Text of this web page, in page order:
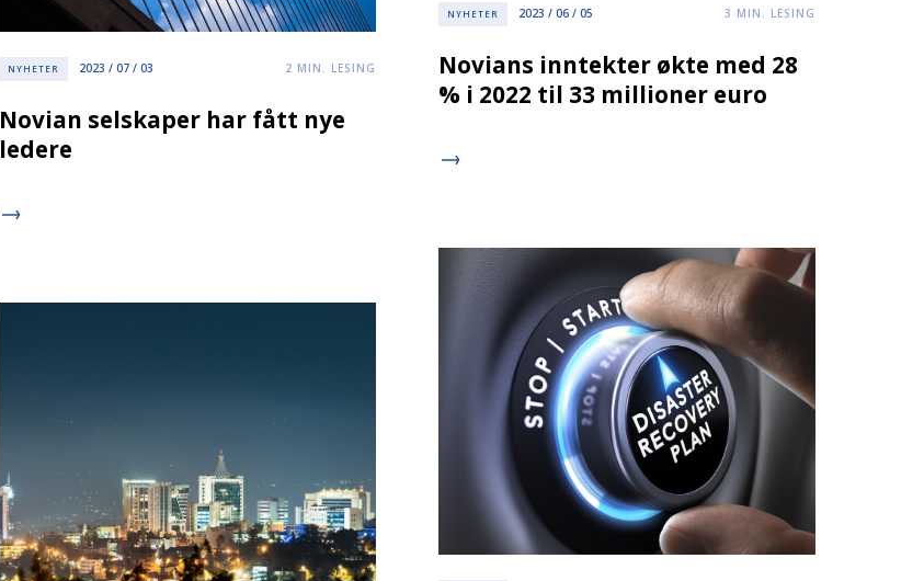
NYHETER 2023 / 07 / 03 2 MIN. LESING
Novian selskaper har fått nye
ledere
NYHETER 2023 / 06 / 05 3 MIN. LESING
Novians inntekter økte med 28
% i 2022 til 33 millioner euro